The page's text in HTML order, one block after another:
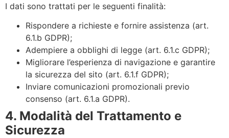
I dati sono trattati per le seguenti finalità:
Rispondere a richieste e fornire assistenza (art.
6.1.b GDPR);
Adempiere a obblighi di legge (art. 6.1.c GDPR);
Migliorare l’esperienza di navigazione e garantire
la sicurezza del sito (art. 6.1.f GDPR);
Inviare comunicazioni promozionali previo
consenso (art. 6.1.a GDPR).
4. Modalità del Trattamento e
Sicurezza